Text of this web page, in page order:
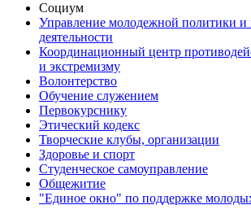
Социум
Управление молодежной политики и
деятельности
Координационный центр
и экстремизму
Волонтерство
Обучение служением
Первокурснику
Этический кодекс
Творческие клубы, организации
Здоровье и спорт
Студенческое самоуправление
Общежитие
"Единое окно" по поддержке